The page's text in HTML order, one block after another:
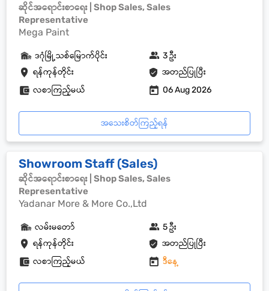
ဆိုင်အရောင်းစာရေး | Shop Sales, Sales
Representative
Mega Paint
ရန်ကုန်တိုင်း အတည်ပြုပြီး
ဒဂုံမြို့သစ်မြောက်ပိုင်း 3 ဦး
လစာကြည့်မယ် 06 Aug 2026
အသေးစိတ်ကြည့်ရန်
Showroom Staff (Sales)
ဆိုင်အရောင်းစာရေး | Shop Sales, Sales
Representative
Yadanar More & More Co.,Ltd
ရန်ကုန်တိုင်း အတည်ပြုပြီး
လမ်းမတော် 5 ဦး
လစာကြည့်မယ် ဒီနေ့